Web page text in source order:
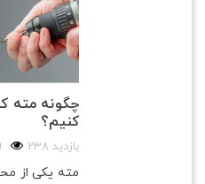
چگونه مته
کنیم؟
238 بازدید
مته یکی از